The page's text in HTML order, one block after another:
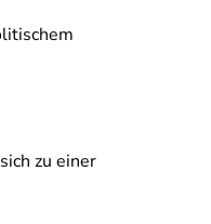
zu einer